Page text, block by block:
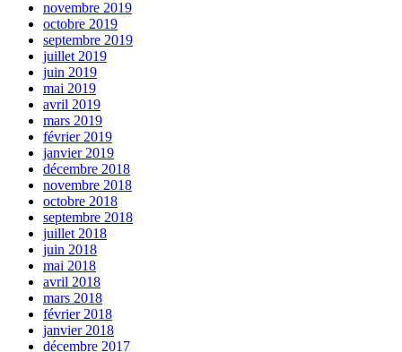
novembre 2019
octobre 2019
septembre 2019
juillet 2019
juin 2019
mai 2019
avril 2019
mars 2019
février 2019
janvier 2019
décembre 2018
novembre 2018
octobre 2018
septembre 2018
juillet 2018
juin 2018
mai 2018
avril 2018
mars 2018
février 2018
janvier 2018
décembre 2017